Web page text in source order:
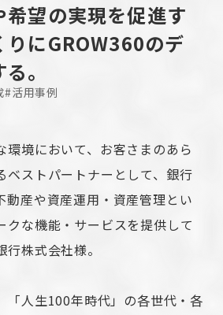
望の実現を促進す
りにGROW360のデ
。
#活用事例
環境において、お客さまのあら
ベストパートナーとして、銀行
動産や資産運用・資産管理とい
クな機能・サービスを提供して
株式会社様。
「人生100年時代」の各世代・各